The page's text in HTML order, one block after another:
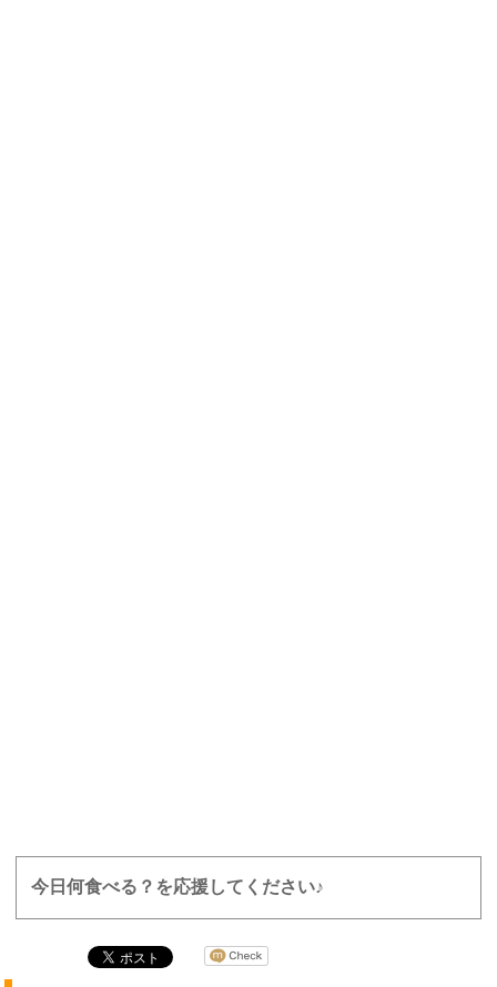
今日何食べる？を応援してください♪